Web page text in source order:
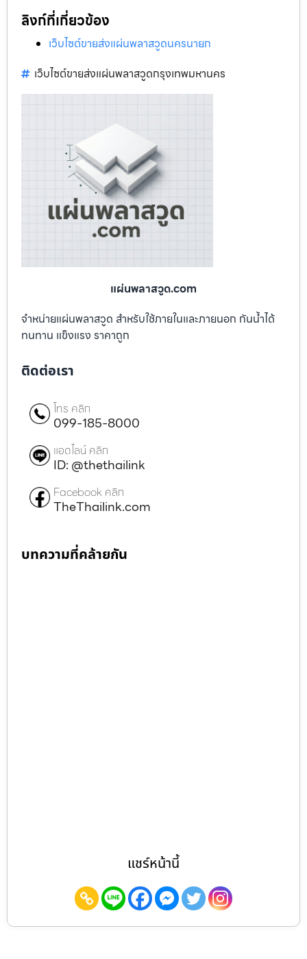
ลิงก์ที่เกี่ยวข้อง
เว็บไซต์ขายส่งแผ่นพลาสวูดนครนายก
เว็บไซต์ขายส่งแผ่นพลาสวูดกรุงเทพมหานคร
แผ่นพลาสวูด.com
จำหน่ายแผ่นพลาสวูด สำหรับใช้ภายในและภายนอก กันน้ำได้
ทนทาน แข็งแรง ราคาถูก
ติดต่อเรา
โทร คลิก
099-185-8000
แอดไลน์ คลิก
ID: @thethailink
Facebook คลิก
TheThailink.com
บทความที่คล้ายกัน
แชร์หน้านี้